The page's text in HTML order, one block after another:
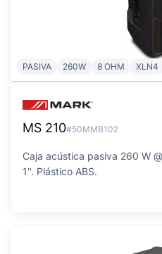
PASIVA 260W 8 OHM XLN4
MS 210#50MMB102
Caja acústica pasiva 260 W
1''. Plástico ABS.